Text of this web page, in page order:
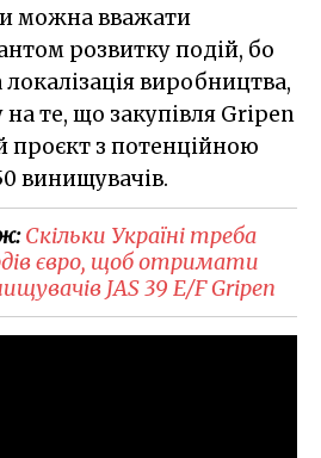
можна вважати
розвитку подій, бо
виробництва,
на те, що закупівля Gripen
проєкт з потенційною
винищувачів.
Скільки Україні треба
євро, щоб отримати
JAS 39 E/F Gripen